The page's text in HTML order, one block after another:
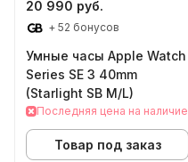
20 990 руб.
+ 52 бонусов
Умные часы Apple Watch
Series SE 3 40mm
(Starlight SB M/L)
Последняя цена на наличие
Товар под заказ